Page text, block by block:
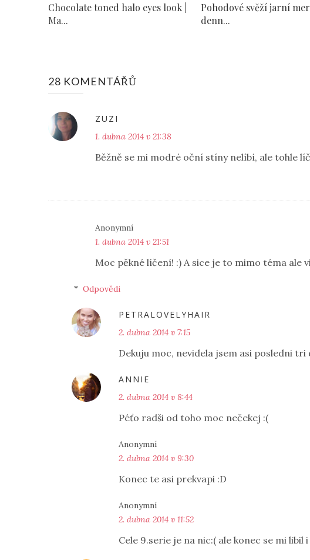
Chocolate toned halo eyes look |
Ma...
Pohodové svěží jarní
denn...
28 KOMENTÁŘŮ
ZUZI
1. dubna 2014 v 21:38
Běžně se mi modré oční stíny nelíbí, ale tohle
Anonymní
1. dubna 2014 v 21:51
Moc pěkné líčení! :) A sice je to mimo téma ale
Odpovědi
PETRALOVELYHAIR
2. dubna 2014 v 7:15
Dekuju moc, nevidela jsem asi posledni tri
ANNIE
2. dubna 2014 v 8:44
Péťo radši od toho moc nečekej :(
Anonymní
2. dubna 2014 v 9:30
Konec te asi prekvapi :D
Anonymní
2. dubna 2014 v 11:52
Cele 9.serie je na nic:( ale konec se mi libil